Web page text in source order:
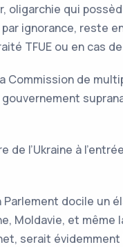
oligarchie qui
ignorance, reste
TFUE ou en cas
Commission de
gouvernement
l’Ukraine à
docile un
Moldavie, et
serait